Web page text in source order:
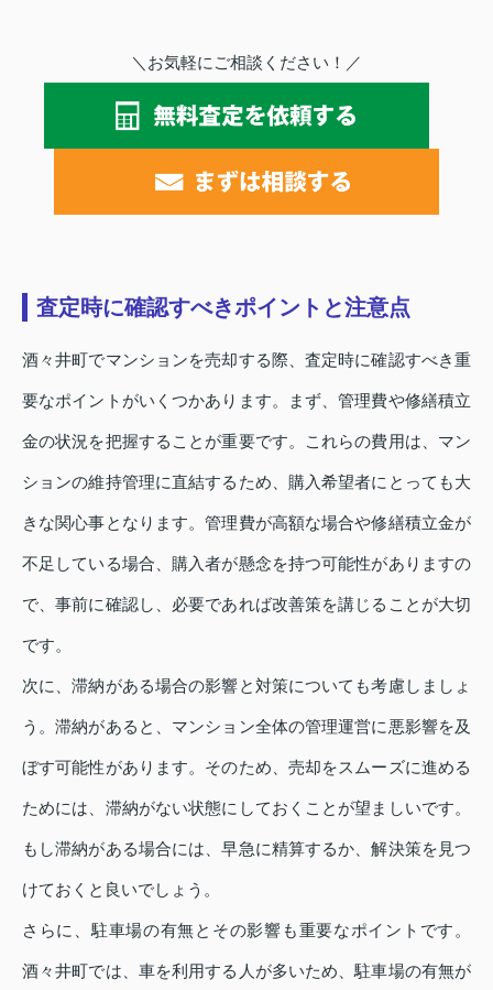
＼お気軽にご相談ください！／
査定時に確認すべきポイントと注意点
酒々井町でマンションを売却する際、査定時に確認すべき重
要なポイントがいくつかあります。まず、管理費や修繕積立
金の状況を把握することが重要です。これらの費用は、マン
ションの維持管理に直結するため、購入希望者にとっても大
きな関心事となります。管理費が高額な場合や修繕積立金が
不足している場合、購入者が懸念を持つ可能性がありますの
で、事前に確認し、必要であれば改善策を講じることが大切
です。
次に、滞納がある場合の影響と対策についても考慮しましょ
う。滞納があると、マンション全体の管理運営に悪影響を及
ぼす可能性があります。そのため、売却をスムーズに進める
ためには、滞納がない状態にしておくことが望ましいです。
もし滞納がある場合には、早急に精算するか、解決策を見つ
けておくと良いでしょう。
さらに、駐車場の有無とその影響も重要なポイントです。
酒々井町では、車を利用する人が多いため、駐車場の有無が